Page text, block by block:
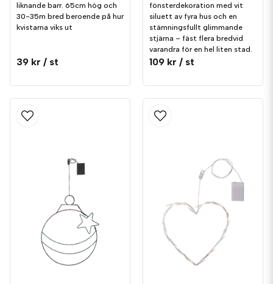
liknande barr. 65cm hög och
30-35m bred beroende på hur
kvistarna viks ut
39 kr / st
fönsterdekoration med vit
siluett av fyra hus och en
stämningsfullt glimmande
stjärna – fäst flera bredvid
varandra för en hel liten stad.
109 kr / st